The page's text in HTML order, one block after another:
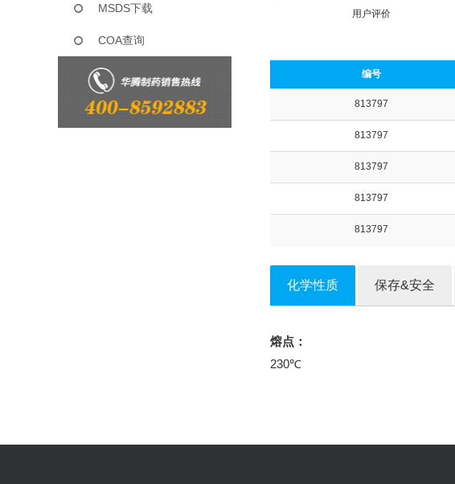
MSDS下载
COA查询
用户评价
收藏产品
编号
813797
813797
813797
813797
813797
化学性质 保存&安全
熔点：
230℃